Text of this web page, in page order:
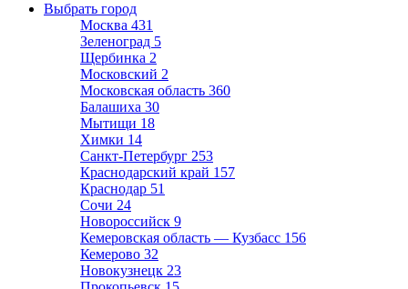
Выбрать город
Москва 431
Зеленоград 5
Щербинка 2
Московский 2
Московская область 360
Балашиха 30
Мытищи 18
Химки 14
Санкт-Петербург 253
Краснодарский край 157
Краснодар 51
Сочи 24
Новороссийск 9
Кемеровская область — Кузбасс 156
Кемерово 32
Новокузнецк 23